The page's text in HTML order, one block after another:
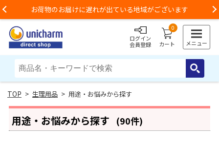
Previousお荷物のお届けに遅れが出ている地域がございます
ログイン
会員登録
0
カート メニュー
> 生理用品 > 用途・お悩みから探す
用途・お悩みから探す (90件)